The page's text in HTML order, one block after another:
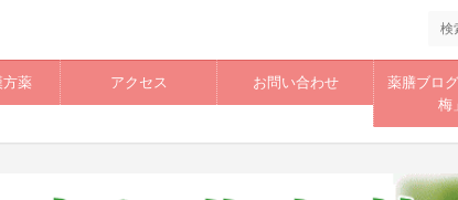
方薬 アクセス お問い合わせ
薬膳ブロ
梅」